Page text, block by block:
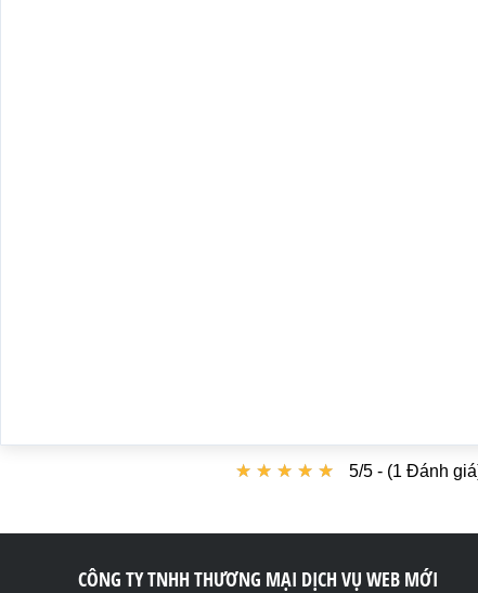
★ ★ ★ ★ ★
★ ★ ★ ★ ★ 5/5 - (1 Đánh
CÔNG TY TNHH THƯƠNG MẠI DỊCH VỤ WEB MỚI